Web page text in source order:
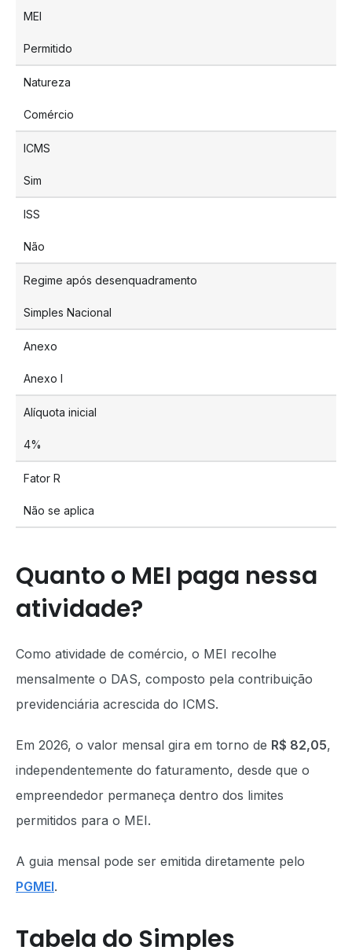
MEI
Permitido
Natureza
Comércio
ICMS
Sim
ISS
Não
Regime após desenquadramento
Simples Nacional
Anexo
Anexo I
Alíquota inicial
4%
Fator R
Não se aplica
Quanto o MEI paga nessa
atividade?
Como atividade de comércio, o MEI recolhe
mensalmente o DAS, composto pela contribuição
previdenciária acrescida do ICMS.
Em 2026, o valor mensal gira em torno de R$ 82,05,
independentemente do faturamento, desde que o
empreendedor permaneça dentro dos limites
permitidos para o MEI.
A guia mensal pode ser emitida diretamente pelo
PGMEI.
Tabela do Simples